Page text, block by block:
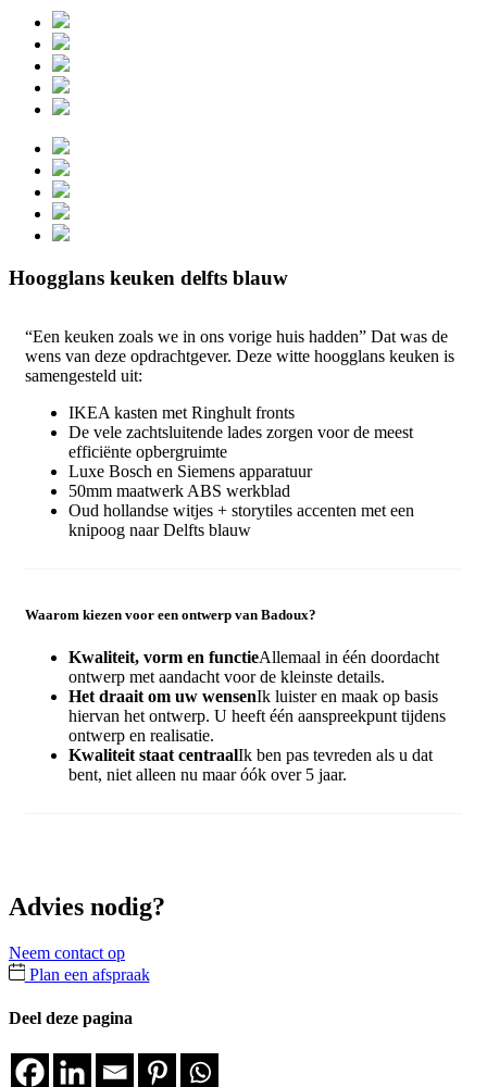
Hoogglans keuken delfts blauw
“Een keuken zoals we in ons vorige huis hadden” Dat was de
wens van deze opdrachtgever. Deze witte hoogglans keuken is
samengesteld uit:
IKEA kasten met Ringhult fronts
De vele zachtsluitende lades zorgen voor de meest
efficiënte opbergruimte
Luxe Bosch en Siemens apparatuur
50mm maatwerk ABS werkblad
Oud hollandse witjes + storytiles accenten met een
knipoog naar Delfts blauw
Waarom kiezen voor een ontwerp van Badoux?
Kwaliteit, vorm en functieAllemaal in één doordacht
ontwerp met aandacht voor de kleinste details.
Het draait om uw wensenIk luister en maak op basis
hiervan het ontwerp. U heeft één aanspreekpunt tijdens
ontwerp en realisatie.
Kwaliteit staat centraalIk ben pas tevreden als u dat
bent, niet alleen nu maar óók over 5 jaar.
Advies nodig?
Neem contact op
Plan een afspraak
Deel deze pagina